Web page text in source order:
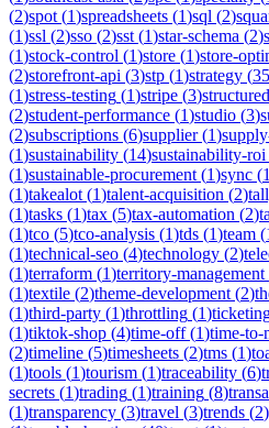
(2)spot (1)spreadsheets (1)sql (2)
(1)ssl (2)sso (2)sst (1)star-schema (2)
(1)stock-control (1)store (1)store-
(2)storefront-api (3)stp (1)strategy (35
(1)stress-testing (1)stripe (3)
(2)student-performance (1)studio (3)
(2)subscriptions (6)supplier(1)
(1)sustainability (14)sustainability-roi
(1)sustainable-procurement (1)sync (1
(1)takealot (1)talent-acquisition (2)
(1)tasks (1)tax (5)tax-automation (2)
(1)tco (5)tco-analysis (1)tds (1)team (
(1)technical-seo (4)technology (2)
(1)terraform (1)territory-management
(1)textile (2)theme-development (2)
(1)third-party (1)throttling (1)
(1)tiktok-shop (4)time-off(1)time-to-
(2)timeline (5)timesheets (2)tms (1)
(1)tools (1)tourism (1)traceability (6)
secrets (1)trading (1)training (8)
(1)transparency (3)travel (3)trends (2)